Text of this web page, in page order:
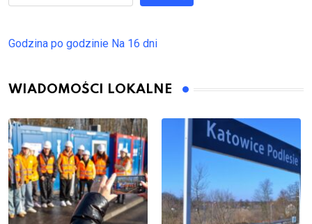
Godzina po godzinie Na 16 dni
WIADOMOŚCI LOKALNE